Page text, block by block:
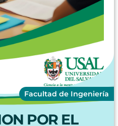
Facultad de Ingeniería
POR EL